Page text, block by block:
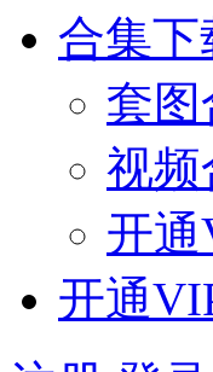
合集下
套图
视频
开通
开通